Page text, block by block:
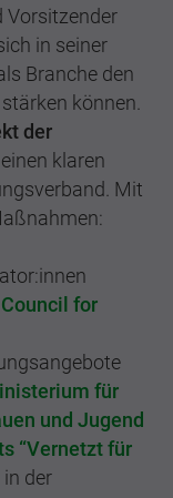
Vorsitzender
in seiner
Branche den
können.
der
klaren
Mit
for
für
und Jugend
“Vernetzt für
in der